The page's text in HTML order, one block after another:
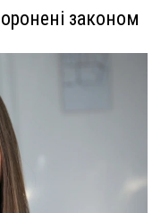
законом